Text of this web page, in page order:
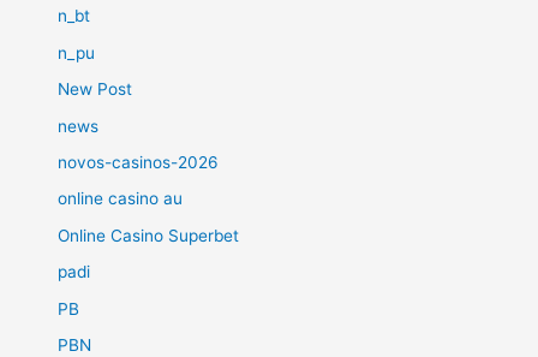
n_bt
n_pu
New Post
news
novos-casinos-2026
online casino au
Online Casino Superbet
padi
PB
PBN